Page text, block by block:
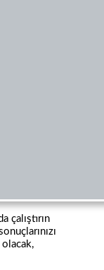
çalıştırın